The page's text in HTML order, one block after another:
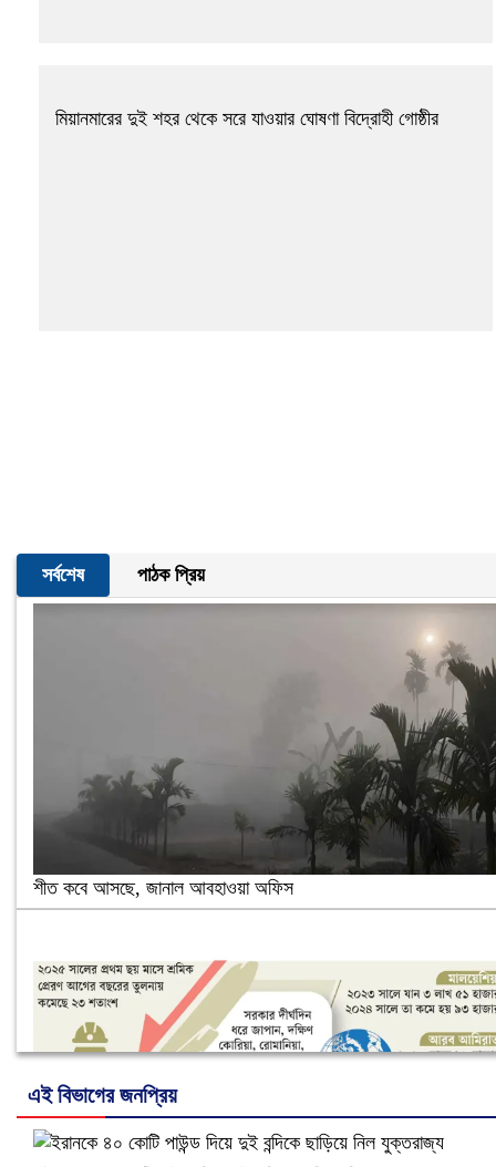
মিয়ানমারের দুই শহর থেকে সরে যাওয়ার ঘোষণা বিদ্রোহী গোষ্ঠীর
সর্বশেষ পাঠক প্রিয়
শীত কবে আসছে, জানাল আবহাওয়া অফিস
এই বিভাগের জনপ্রিয়